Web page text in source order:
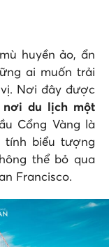
huyền ảo, ẩn
ai muốn trải
Nơi đây được
nơi du lịch một
Cổng Vàng là
tính biểu tượng
thể bỏ qua
Francisco.